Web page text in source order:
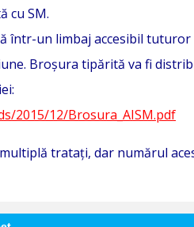
cu SM.
într-un limbaj accesibil
Broșura tipărită va fi
2015/12/Brosura_AISM.pdf
trataţi, dar numărul